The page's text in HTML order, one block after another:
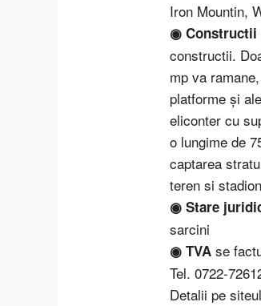
Iron Mountin,
◉ Constructii
constructii.
mp va
platforme şi
eliconter cu
o lungime de
captarea
teren si
◉ Stare
sarcini
◉ TVA se
Tel. 0722-
Detalii pe